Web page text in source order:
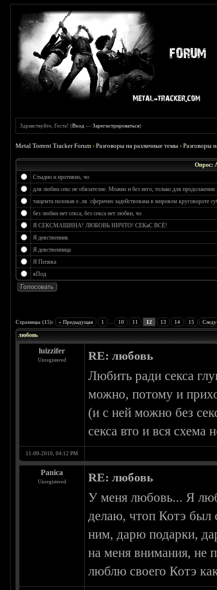
Здравствуйте, Гость! (Вход —Зарегистрироваться)
Metal Torrent Tracker Forum ›Разговоры на различные темы ›Разговоры
Опрос:
Стыдно и противно, чо
для любви секс не обязателне. Можно и без него, только для продолжения
тащемта половая е..ля сферично задействована в мировом круговороте
без любви нет секса, без секса нет любви, чо
Я СЕКСМАШИНА! ЛЮБОВЬ НИЧТО! СЕКаС ВСЁ!
Я девственник
Я девственница
Я Пепяка
яПод
Страницы (15): « Предыдущая 1 10 11 12 13 14 15
любовь
luizzifer
Unregistered RE: любовь
Любить ради секса
можно, потому и
(и с ней можно без
секса вто и вся
11-09-2010, 04:12 PM
Panica
Unregistered RE: любовь
У меня любовь... Я
делаю, чтоп Котэ
ним, дарю подарки,
на меня внимания, не
люблю своего Котэ